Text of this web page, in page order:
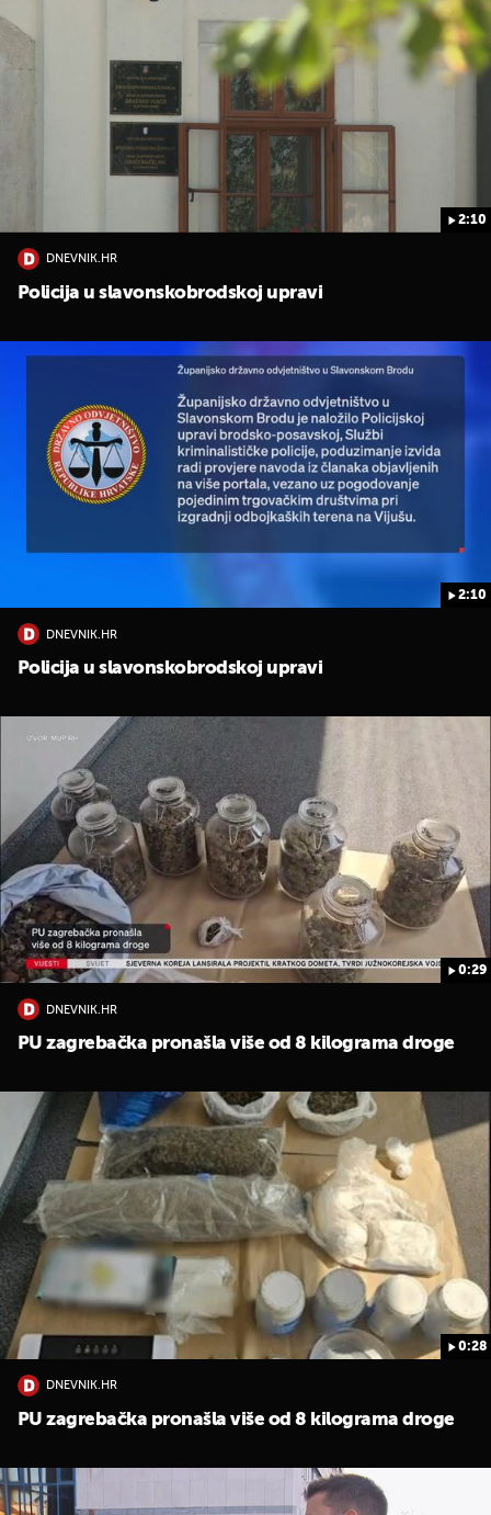
2:10
DNEVNIK.HR
Policija u slavonskobrodskoj upravi
2:10
DNEVNIK.HR
Policija u slavonskobrodskoj upravi
0:29
DNEVNIK.HR
PU zagrebačka pronašla više od 8 kilograma droge
0:28
DNEVNIK.HR
PU zagrebačka pronašla više od 8 kilograma droge